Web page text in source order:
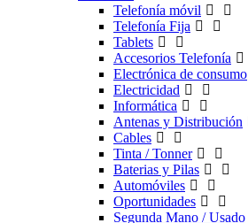
Telefonía móvil
Telefonía Fija
Tablets
Accesorios Telefonía
Electrónica de consumo
Electricidad
Informática
Antenas y Distribución
Cables
Tinta / Tonner
Baterias y Pilas
Automóviles
Oportunidades
Segunda Mano / Usado